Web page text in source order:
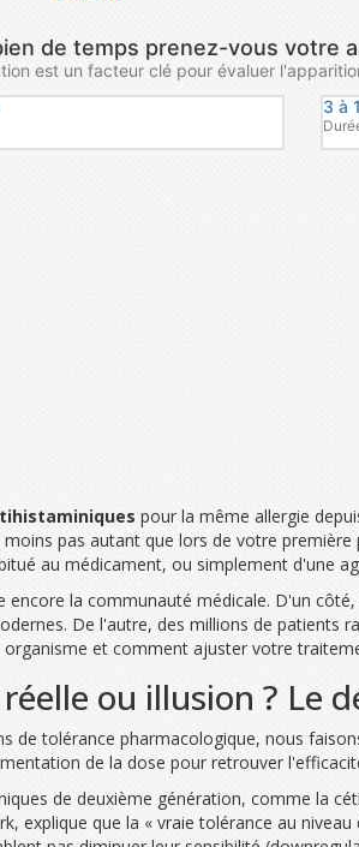
de temps prenez-vous votre
est un facteur clé pour évaluer
3 à
pour la même allergie
pas autant que lors de votre
au médicament, ou simplement d'une
encore la communauté médicale. D'un
De l'autre, des millions de patients
et comment ajuster votre
ou illusion ? Le
detolérance pharmacologique, nous
de la dose pour retrouver
de deuxième génération, comme la
explique que la « vraie tolérance au